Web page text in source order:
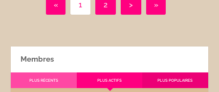
« 1 2 > »
Membres
PLUS RÉCENTS PLUS ACTIFS PLUS POPULAIRES